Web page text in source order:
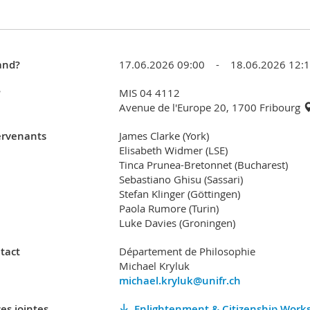
17.06.2026 09:00 - 18.06.2026
MIS 04 4112
Avenue de l'Europe 20, 1700 Fribourg
James Clarke (York)
Elisabeth Widmer (LSE)
Tinca Prunea-Bretonnet (Bucharest)
Sebastiano Ghisu (Sassari)
Stefan Klinger (Göttingen)
Paola Rumore (Turin)
Luke Davies (Groningen)
Département de Philosophie
Michael Kryluk
michael.kryluk@unifr.ch